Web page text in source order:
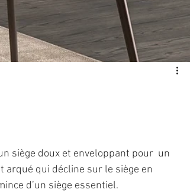
siège doux et enveloppant pour  un
qui décline sur le siège en
d’un siège essentiel.